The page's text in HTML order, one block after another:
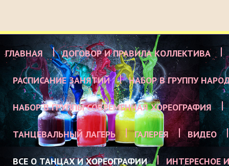
ГЛАВНАЯ ДОГОВОР И ПРАВИЛА КОЛЛЕКТИВА
РАСПИСАНИЕ ЗАНЯТИЙ НАБОР В ГРУППУ
НАБОР В ГРУППЫ СОВРЕМЕННАЯ ХОРЕОГРАФИЯ
ТАНЦЕВАЛЬНЫЙ ЛАГЕРЬ ГАЛЕРЕЯ ВИДЕО
ВСЕ О ТАНЦАХ И ХОРЕОГРАФИИ ИНТЕРЕСНОЕ